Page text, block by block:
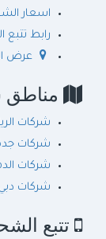
اسعار
رابط تتبع
عرض
مناطق
شركات
شركات
شركات
شركات
تتبع